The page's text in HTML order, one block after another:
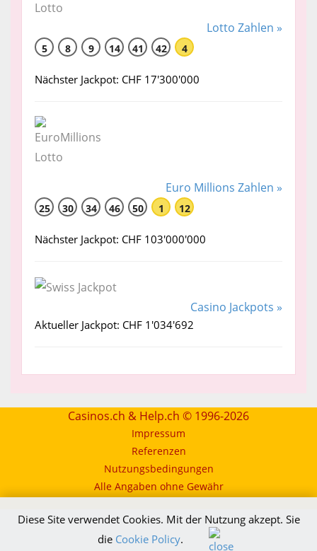
Lotto Zahlen »
5 8 9 14 41 42 4
Nächster Jackpot: CHF 17'300'000
Euro Millions Zahlen »
25 30 34 46 50 1 12
Nächster Jackpot: CHF 103'000'000
Casino Jackpots »
Aktueller Jackpot: CHF 1'034'692
Casinos.ch & Help.ch © 1996-2026
Impressum
Referenzen
Nutzungsbedingungen
Alle Angaben ohne Gewähr
Diese Site verwendet Cookies. Mit der Nutzung akzept. Sie
die Cookie Policy.